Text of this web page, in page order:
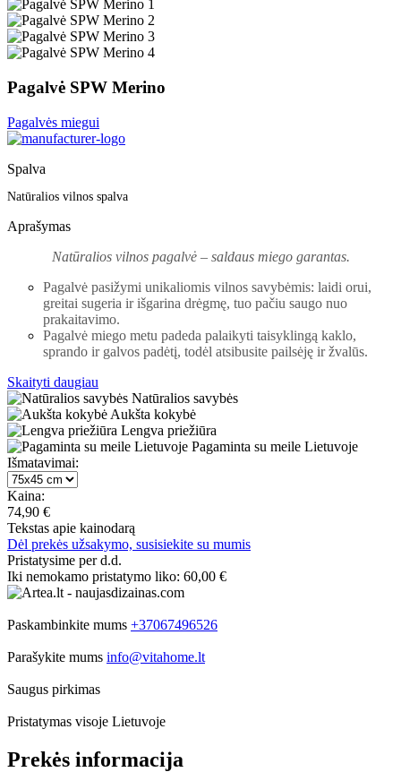
Pagalvė SPW Merino
Pagalvės miegui
Spalva
Natūralios vilnos spalva
Aprašymas
Natūralios vilnos pagalvė – saldaus miego garantas.
Pagalvė pasižymi unikaliomis vilnos savybėmis: laidi orui,
greitai sugeria ir išgarina drėgmę, tuo pačiu saugo nuo
prakaitavimo.
Pagalvė miego metu padeda palaikyti taisyklingą kaklo,
sprando ir galvos padėtį, todėl atsibusite pailsėję ir žvalūs.
Skaityti daugiau
Natūralios savybės
Aukšta kokybė
Lengva priežiūra
Pagaminta su meile Lietuvoje
Išmatavimai:
Kaina:
74,90 €
Tekstas apie kainodarą
Dėl prekės užsakymo, susisiekite su mumis
Pristatysime per d.d.
Iki nemokamo pristatymo liko: 60,00 €
Paskambinkite mums +37067496526
Parašykite mums info@vitahome.lt
Saugus pirkimas
Pristatymas visoje Lietuvoje
Prekės informacija